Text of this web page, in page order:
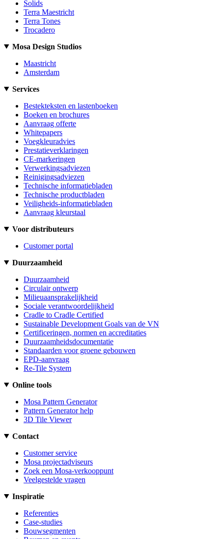
Solids
Terra Maestricht
Terra Tones
Trocadero
Mosa Design Studios
Maastricht
Amsterdam
Services
Bestekteksten en lastenboeken
Boeken en brochures
Aanvraag offerte
Whitepapers
Voegkleuradvies
Prestatieverklaringen
CE-markeringen
Verwerkingsadviezen
Reinigingsadviezen
Technische informatiebladen
Technische productbladen
Veiligheids-informatiebladen
Aanvraag kleurstaal
Voor distributeurs
Customer portal
Duurzaamheid
Duurzaamheid
Circulair ontwerp
Milieuaansprakelijkheid
Sociale verantwoordelijkheid
Cradle to Cradle Certified
Sustainable Development Goals van de VN
Certificeringen, normen en accreditaties
Duurzaamheidsdocumentatie
Standaarden voor groene gebouwen
EPD-aanvraag
Re-Tile System
Online tools
Mosa Pattern Generator
Pattern Generator help
3D Tile Viewer
Contact
Customer service
Mosa projectadviseurs
Zoek een Mosa-verkooppunt
Veelgestelde vragen
Inspiratie
Referenties
Case-studies
Bouwsegmenten